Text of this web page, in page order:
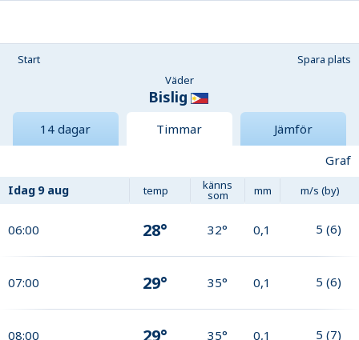
Start
Spara plats
Väder
Bislig
14 dagar Timmar
Jämför
Graf
Idag 9 aug temp känns
som mm m/s (by)
06:00 28° 32° 0,1 5 (6)
07:00 29° 35° 0,1 5 (6)
08:00 29° 35° 0,1 5 (7)